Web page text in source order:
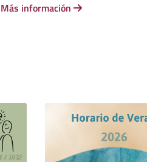
Más información